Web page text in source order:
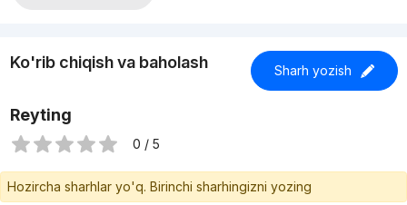
Ko'rib chiqish va baholash Sharh yozish
Reyting
0 / 5
Hozircha sharhlar yo'q. Birinchi sharhingizni yozing